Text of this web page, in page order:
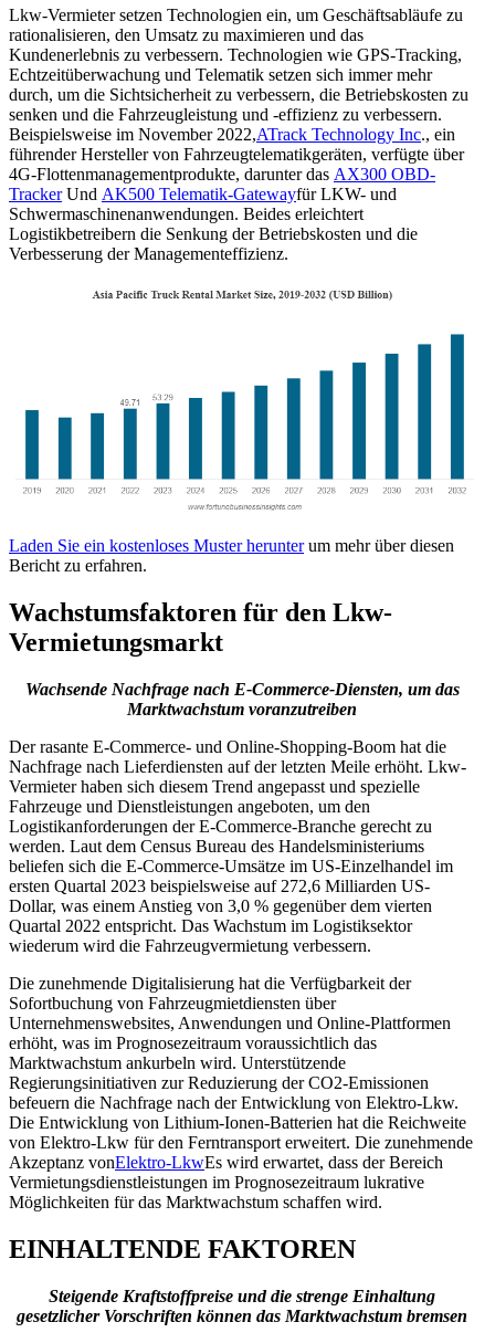
Lkw-Vermieter setzen Technologien ein, um Geschäftsabläufe zu
rationalisieren, den Umsatz zu maximieren und das
Kundenerlebnis zu verbessern. Technologien wie GPS-Tracking,
Echtzeitüberwachung und Telematik setzen sich immer mehr
durch, um die Sichtsicherheit zu verbessern, die Betriebskosten zu
senken und die Fahrzeugleistung und -effizienz zu verbessern.
Beispielsweise im November 2022,ATrack Technology Inc., ein
führender Hersteller von Fahrzeugtelematikgeräten, verfügte über
4G-Flottenmanagementprodukte, darunter das AX300 OBD-
TrackerUnd AK500 Telematik-Gatewayfür LKW- und
Schwermaschinenanwendungen. Beides erleichtert
Logistikbetreibern die Senkung der Betriebskosten und die
Verbesserung der Managementeffizienz.
Laden Sie ein kostenloses Muster herunterum mehr über diesen
Bericht zu erfahren.
Wachstumsfaktoren für den Lkw-
Vermietungsmarkt
Wachsende Nachfrage nach E-Commerce-Diensten, um das
Marktwachstum voranzutreiben
Der rasante E-Commerce- und Online-Shopping-Boom hat die
Nachfrage nach Lieferdiensten auf der letzten Meile erhöht. Lkw-
Vermieter haben sich diesem Trend angepasst und spezielle
Fahrzeuge und Dienstleistungen angeboten, um den
Logistikanforderungen der E-Commerce-Branche gerecht zu
werden. Laut dem Census Bureau des Handelsministeriums
beliefen sich die E-Commerce-Umsätze im US-Einzelhandel im
ersten Quartal 2023 beispielsweise auf 272,6 Milliarden US-
Dollar, was einem Anstieg von 3,0 % gegenüber dem vierten
Quartal 2022 entspricht. Das Wachstum im Logistiksektor
wiederum wird die Fahrzeugvermietung verbessern.
Die zunehmende Digitalisierung hat die Verfügbarkeit der
Sofortbuchung von Fahrzeugmietdiensten über
Unternehmenswebsites, Anwendungen und Online-Plattformen
erhöht, was im Prognosezeitraum voraussichtlich das
Marktwachstum ankurbeln wird. Unterstützende
Regierungsinitiativen zur Reduzierung der CO2-Emissionen
befeuern die Nachfrage nach der Entwicklung von Elektro-Lkw.
Die Entwicklung von Lithium-Ionen-Batterien hat die Reichweite
von Elektro-Lkw für den Ferntransport erweitert. Die zunehmende
Akzeptanz vonElektro-LkwEs wird erwartet, dass der Bereich
Vermietungsdienstleistungen im Prognosezeitraum lukrative
Möglichkeiten für das Marktwachstum schaffen wird.
EINHALTENDE FAKTOREN
Steigende Kraftstoffpreise und die strenge Einhaltung
gesetzlicher Vorschriften können das Marktwachstum bremsen